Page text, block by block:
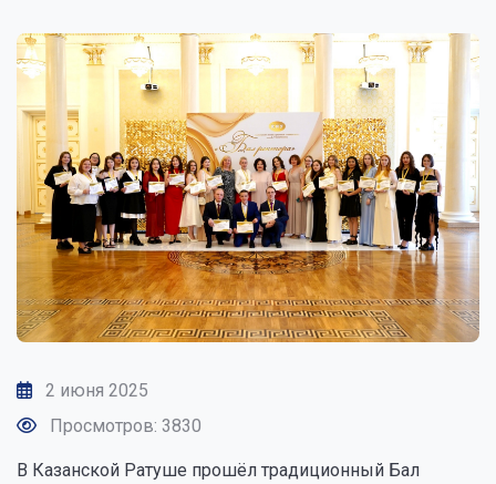
2 июня 2025
Просмотров: 3830
В Казанской Ратуше прошёл традиционный Бал